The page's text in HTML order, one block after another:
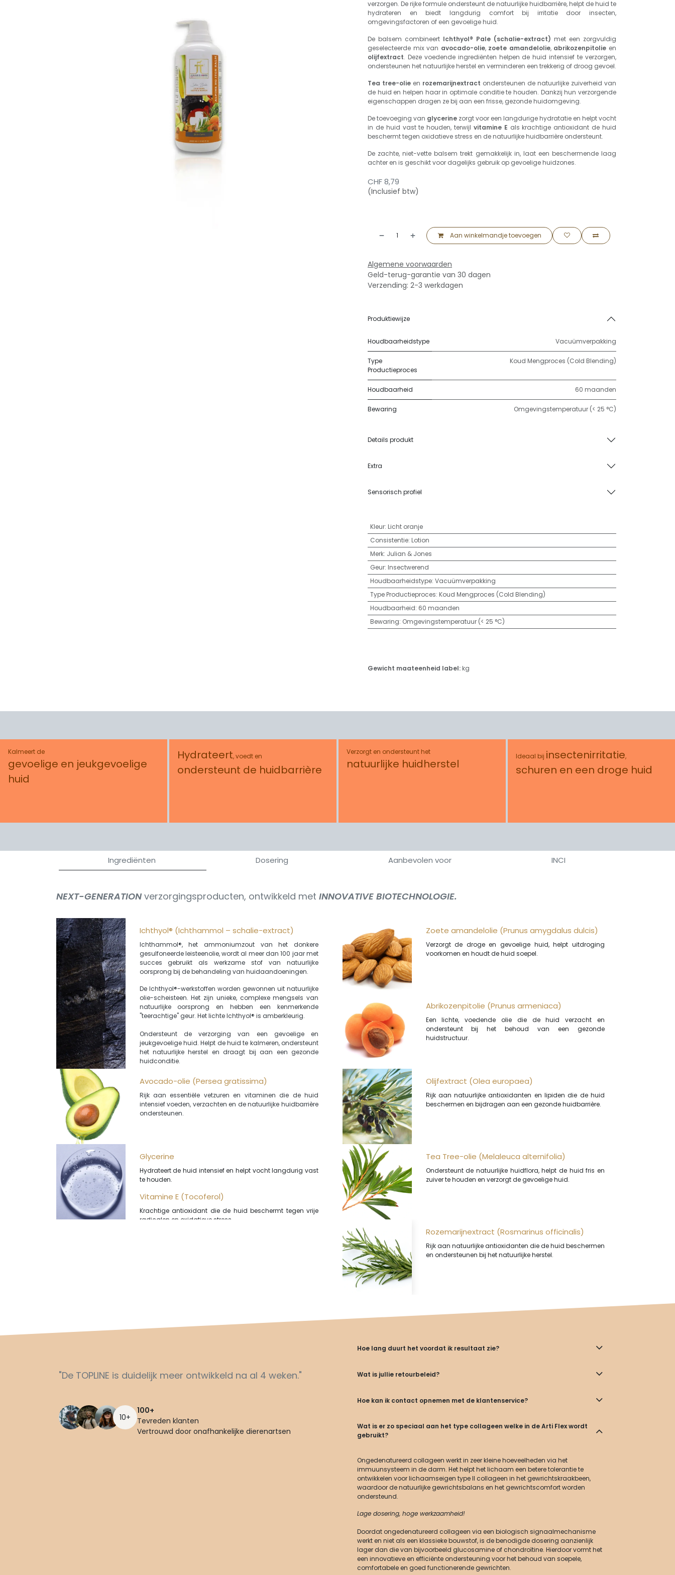
verzorgen. De rijke formule ondersteunt de natuurlijke huidbarrière, helpt de huid te
hydrateren en biedt langdurig comfort bij irritatie door insecten,
omgevingsfactoren of een gevoelige huid.
De balsem combineert Ichthyol® Pale (schalie-extract) met een zorgvuldig
geselecteerde mix van avocado-olie, zoete amandelolie, abrikozenpitolie en
olijfextract. Deze voedende ingrediënten helpen de huid intensief te verzorgen,
ondersteunen het natuurlijke herstel en verminderen een trekkerig of droog gevoel.
Tea tree-olie en rozemarijnextract ondersteunen de natuurlijke zuiverheid van
de huid en helpen haar in optimale conditie te houden. Dankzij hun verzorgende
eigenschappen dragen ze bij aan een frisse, gezonde huidomgeving.
De toevoeging van glycerine zorgt voor een langdurige hydratatie en helpt vocht
in de huid vast te houden, terwijl vitamine E als krachtige antioxidant de huid
beschermt tegen oxidatieve stress en de natuurlijke huidbarrière ondersteunt.
De zachte, niet-vette balsem trekt gemakkelijk in, laat een beschermende laag
achter en is geschikt voor dagelijks gebruik op gevoelige huidzones.
CHF8,79
(Inclusief btw)
Aan winkelmandje toevoegen
Algemene voorwaarden
Geld-terug-garantie van 30 dagen
Verzending: 2-3 werkdagen
Produktiewijze
Houdbaarheidstype Vacuümverpakking
Type
Productieproces
Koud Mengproces (Cold Blending)
Houdbaarheid 60 maanden
Bewaring Omgevingstemperatuur (< 25 °C)
Details produkt
Extra
Sensorisch profiel
Kleur: Licht oranje
Consistentie: Lotion
Merk: Julian & Jones
Geur: Insectwerend
Houdbaarheidstype: Vacuümverpakking
Type Productieproces: Koud Mengproces (Cold Blending)
Houdbaarheid: 60 maanden
Bewaring: Omgevingstemperatuur (< 25 °C)
Gewicht maateenheid label:kg
Kalmeert de
gevoelige en jeukgevoelige
huid
Hydrateert, voedt en
ondersteunt de huidbarrière
Verzorgt en ondersteunt het
natuurlijke huidherstel
Ideaal bij insectenirritatie,
schuren en een droge huid
Ingrediënten Dosering Aanbevolen voor INCI
NEXT-GENERATIONverzorgingsproducten, ontwikkeld met INNOVATIVE BIOTECHNOLOGIE.
Ichthyol® (Ichthammol – schalie-extract)
Ichthammol®, het ammoniumzout van het donkere
gesulfoneerde leisteenolie, wordt al meer dan 100 jaar met
succes gebruikt als werkzame stof van natuurlijke
oorsprong bij de behandeling van huidaandoeningen.
De Ichthyol®-werkstoffen worden gewonnen uit natuurlijke
olie-scheisteen. Het zijn unieke, complexe mengsels van
natuurlijke oorsprong en hebben een kenmerkende
"teerachtige" geur. Het lichte Ichthyol® is amberkleurig.
Ondersteunt de verzorging van een gevoelige en
jeukgevoelige huid. Helpt de huid te kalmeren, ondersteunt
het natuurlijke herstel en draagt bij aan een gezonde
huidconditie.
Zoete amandelolie (Prunus amygdalus dulcis)
Verzorgt de droge en gevoelige huid, helpt uitdroging
voorkomen en houdt de huid soepel.
Tea Tree-olie (Melaleuca alternifolia)
Ondersteunt de natuurlijke huidflora, helpt de huid fris en
zuiver te houden en verzorgt de gevoelige huid.
Abrikozenpitolie (Prunus armeniaca)
Een lichte, voedende olie die de huid verzacht en
ondersteunt bij het behoud van een gezonde
huidstructuur.
Olijfextract (Olea europaea)
Rijk aan natuurlijke antioxidanten en lipiden die de huid
beschermen en bijdragen aan een gezonde huidbarrière.
Rozemarijnextract (Rosmarinus officinalis)
Rijk aan natuurlijke antioxidanten die de huid beschermen
en ondersteunen bij het natuurlijke herstel.
Glycerine
Hydrateert de huid intensief en helpt vocht langdurig vast
te houden.
Vitamine E (Tocoferol)
Krachtige antioxidant die de huid beschermt tegen vrije
radicalen en oxidatieve stress.
Avocado-olie (Persea gratissima)
Rijk aan essentiële vetzuren en vitaminen die de huid
intensief voeden, verzachten en de natuurlijke huidbarrière
ondersteunen.
"De TOPLINE is duidelijk meer ontwikkeld na al 4 weken."
10+
100+
Tevreden klanten
Vertrouwd door onafhankelijke dierenartsen
Hoe lang duurt het voordat ik resultaat zie?
Wat is jullie retourbeleid?
Hoe kan ik contact opnemen met de klantenservice?
Wat is er zo speciaal aan het type collageen welke in de Arti Flex wordt
gebruikt?
Ongedenatureerd collageen werkt in zeer kleine hoeveelheden via het
immuunsysteem in de darm. Het helpt het lichaam een betere tolerantie te
ontwikkelen voor lichaamseigen type II collageen in het gewrichtskraakbeen,
waardoor de natuurlijke gewrichtsbalans en het gewrichtscomfort worden
ondersteund.
Lage dosering, hoge werkzaamheid!
Doordat ongedenatureerd collageen via een biologisch signaalmechanisme
werkt en niet als een klassieke bouwstof, is de benodigde dosering aanzienlijk
lager dan die van bijvoorbeeld glucosamine of chondroïtine. Hierdoor vormt het
een innovatieve en efficiënte ondersteuning voor het behoud van soepele,
comfortabele en goed functionerende gewrichten.